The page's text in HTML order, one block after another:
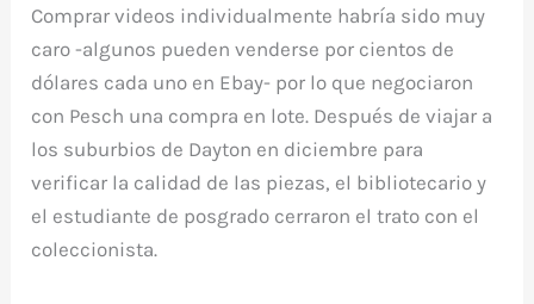
Comprar videos individualmente habría sido muy
caro -algunos pueden venderse por cientos de
dólares cada uno en Ebay- por lo que negociaron
con Pesch una compra en lote. Después de viajar a
los suburbios de Dayton en diciembre para
verificar la calidad de las piezas, el bibliotecario y
el estudiante de posgrado cerraron el trato con el
coleccionista.